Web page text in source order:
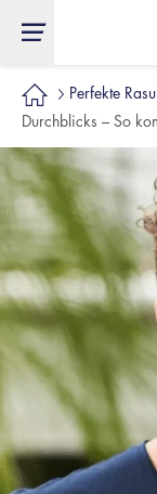
Perfekte
Durchblicks – So